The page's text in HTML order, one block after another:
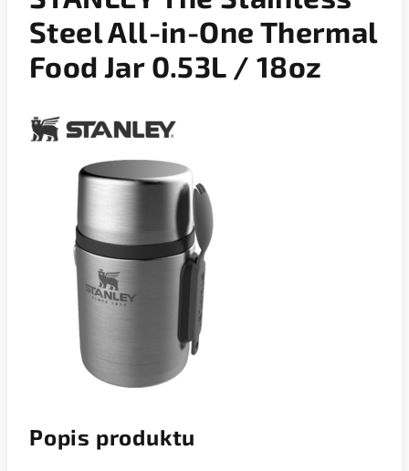
Steel All-in-One Thermal
Food Jar 0.53L / 18oz
Popis produktu